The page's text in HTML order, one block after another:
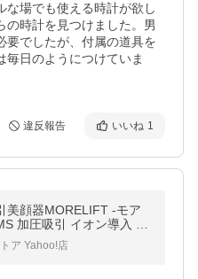
な場でも使える時計が欲し
の時計を見つけました。男
要でしたが、付属の道具を
毎日のようにつけていま
違反報告 いいね 1
美顔器MORELIFT -モア
加圧吸引 イオン導入 エ
容家電 ボディケア フェイ
ア Yahoo!店